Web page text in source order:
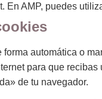
AMP, puedes
automática o
para que
de tu navegador.